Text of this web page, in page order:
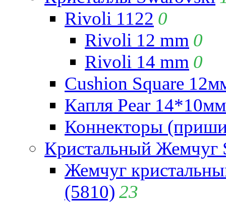
Rivoli 1122 0
Rivoli 12 mm 0
Rivoli 14 mm 0
Cushion Square
Капля Pear
Коннекторы
Кристальный Жемчуг
Жемчуг
(5810) 23